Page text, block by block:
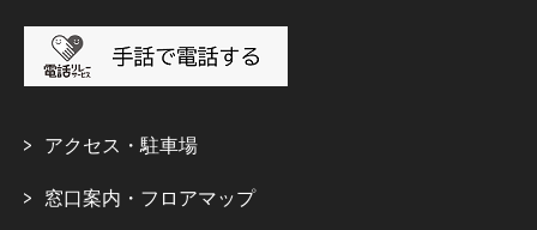
アクセス・駐車場
窓口案内・フロアマップ